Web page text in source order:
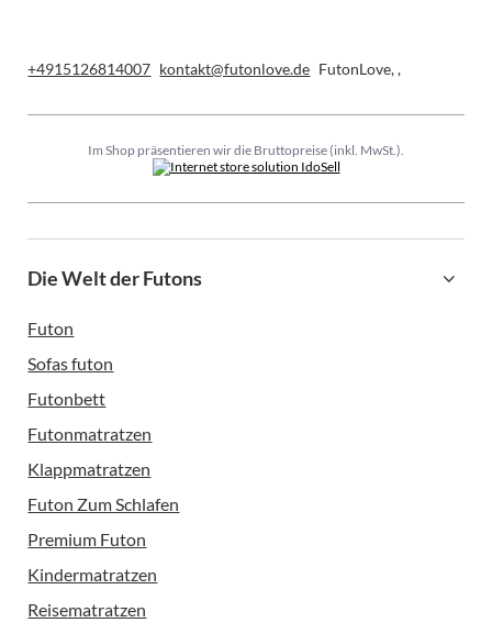
+4915126814007 kontakt@futonlove.de FutonLove,,
Im Shop präsentieren wir die Bruttopreise (inkl. MwSt.).
Die Welt der Futons
Futon
Sofas futon
Futonbett
Futonmatratzen
Klappmatratzen
Futon Zum Schlafen
Premium Futon
Kindermatratzen
Reisematratzen